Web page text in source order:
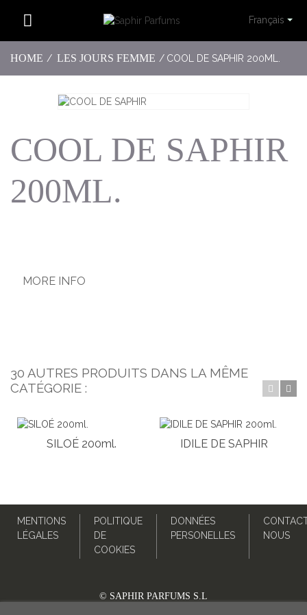
Français
HOME / LES JOURS FEMME / COOL DE SAPHIR 200ML.
COOL DE SAPHIR
200ML.
MORE INFO
30 AUTRES PRODUITS DANS LA MÊME
CATÉGORIE :
SILOÉ 200ml.
IDILE DE SAPHIR
MENTIONS
LÉGALES
POLITIQUE
DE
COOKIES
DONNÉES
PERSONELLES
NOUS
© SAPHIR PARFUMS S.L